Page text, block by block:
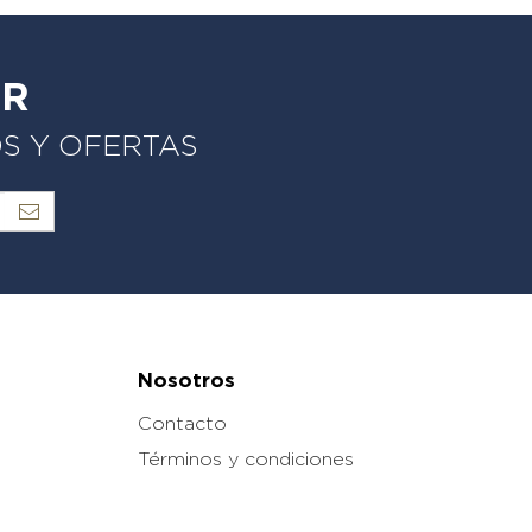
Y OFERTAS
Nosotros
Contacto
Términos y condiciones